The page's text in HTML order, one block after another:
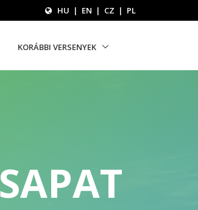
HU | EN | CZ | PL
KORÁBBI VERSENYEK